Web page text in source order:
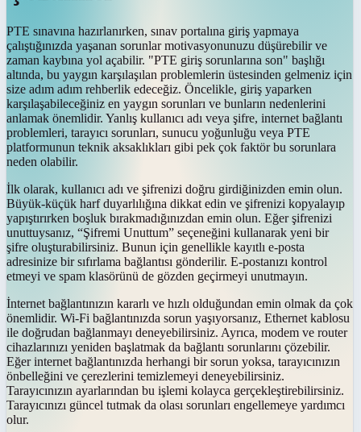
PTE sınavına hazırlanırken, sınav portalına giriş yapmaya
çalıştığınızda yaşanan sorunlar motivasyonunuzu düşürebilir ve
zaman kaybına yol açabilir. "PTE giriş sorunlarına son" başlığı
altında, bu yaygın karşılaşılan problemlerin üstesinden gelmeniz için
size adım adım rehberlik edeceğiz. Öncelikle, giriş yaparken
karşılaşabileceğiniz en yaygın sorunları ve bunların nedenlerini
anlamak önemlidir. Yanlış kullanıcı adı veya şifre, internet bağlantı
problemleri, tarayıcı sorunları, sunucu yoğunluğu veya PTE
platformunun teknik aksaklıkları gibi pek çok faktör bu sorunlara
neden olabilir.
İlk olarak, kullanıcı adı ve şifrenizi doğru girdiğinizden emin olun.
Büyük-küçük harf duyarlılığına dikkat edin ve şifrenizi kopyalayıp
yapıştırırken boşluk bırakmadığınızdan emin olun. Eğer şifrenizi
unuttuysanız, “Şifremi Unuttum” seçeneğini kullanarak yeni bir
şifre oluşturabilirsiniz. Bunun için genellikle kayıtlı e-posta
adresinize bir sıfırlama bağlantısı gönderilir. E-postanızı kontrol
etmeyi ve spam klasörünü de gözden geçirmeyi unutmayın.
İnternet bağlantınızın kararlı ve hızlı olduğundan emin olmak da çok
önemlidir. Wi-Fi bağlantınızda sorun yaşıyorsanız, Ethernet kablosu
ile doğrudan bağlanmayı deneyebilirsiniz. Ayrıca, modem ve router
cihazlarınızı yeniden başlatmak da bağlantı sorunlarını çözebilir.
Eğer internet bağlantınızda herhangi bir sorun yoksa, tarayıcınızın
önbelleğini ve çerezlerini temizlemeyi deneyebilirsiniz.
Tarayıcınızın ayarlarından bu işlemi kolayca gerçekleştirebilirsiniz.
Tarayıcınızı güncel tutmak da olası sorunları engellemeye yardımcı
olur.